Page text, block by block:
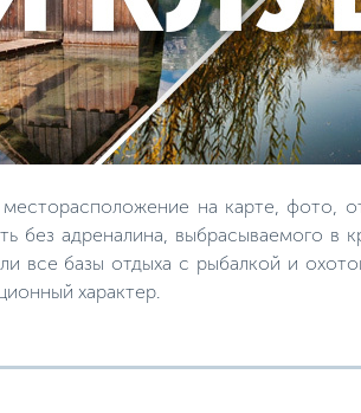
на карте, фото,
адреналина, выбрасываемого в
все базы отдыха с рыбалкой и
характер.